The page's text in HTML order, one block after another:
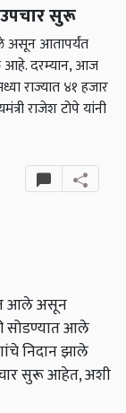
उपचार सुरू
असून आतापर्यंत
आहे. दरम्यान, आज
राज्यात ४१ हजार
राजेश टोपे यांनी
आले असून
सोडण्यात आले
निदान झाले
सुरू आहेत, अशी